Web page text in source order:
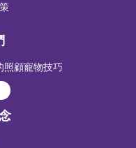
照顧寵物技巧